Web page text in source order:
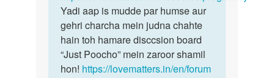
Yadi aap is mudde par humse aur
gehri charcha mein judna chahte
hain toh hamare disccsion board
“Just Poocho” mein zaroor shamil
hon! https://lovematters.in/en/forum